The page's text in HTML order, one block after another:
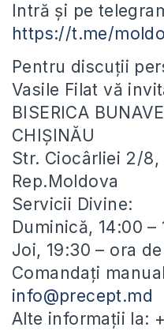
Intră și pe
https://t.me/
Pentru discuții
Vasile Filat vă
BISERICA
CHIȘINĂU
Str. Ciocârliei 2/8,
Rep.Moldova
Servicii Divine:
Duminică, 14:00 –
Joi, 19:30 – ora
Comandați
info@precept.md
Alte informații la: